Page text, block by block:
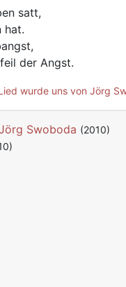
satt,
hat.
der Angst.
wurde uns von Jörg
Swoboda (2010)